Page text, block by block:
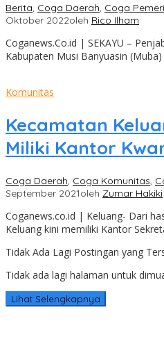
Berita, Coga Daerah, Coga
Oktober 2022oleh Rico Ilham
Coganews.Co.id | SEKAYU –
Kabupaten Musi Banyuasin (Muba)
Komunitas
Kecamatan
Miliki Kantor
Coga Daerah, Coga Komunitas,
September 2021oleh Zumar Hakiki
Coganews.co.id | Keluang- Dari
Keluang kini memiliki Kantor
Tidak Ada Lagi Postingan yang
Tidak ada lagi halaman untuk
Lihat Selengkapnya